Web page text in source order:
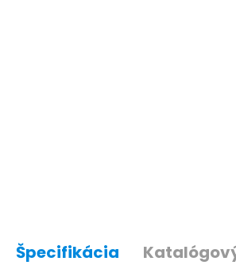
Špecifikácia